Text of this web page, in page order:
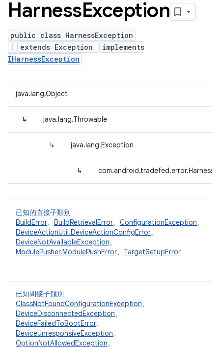
HarnessException
public class HarnessException
extends Exception
implements
IHarnessException
java.lang.Object
↳ java.lang.Throwable
↳ java.lang.Exception
↳
已知的直接子類別
BuildError、 BuildRetrievalError、 ConfigurationException、
DeviceActionUtil.DeviceActionConfigError、
DeviceNotAvailableException、
ModulePusher.ModulePushError、 TargetSetupError
已知間接子類別
ClassNotFoundConfigurationException、
DeviceDisconnectedException、
DeviceFailedToBootError、
DeviceUnresponsiveException、
OptionNotAllowedException、